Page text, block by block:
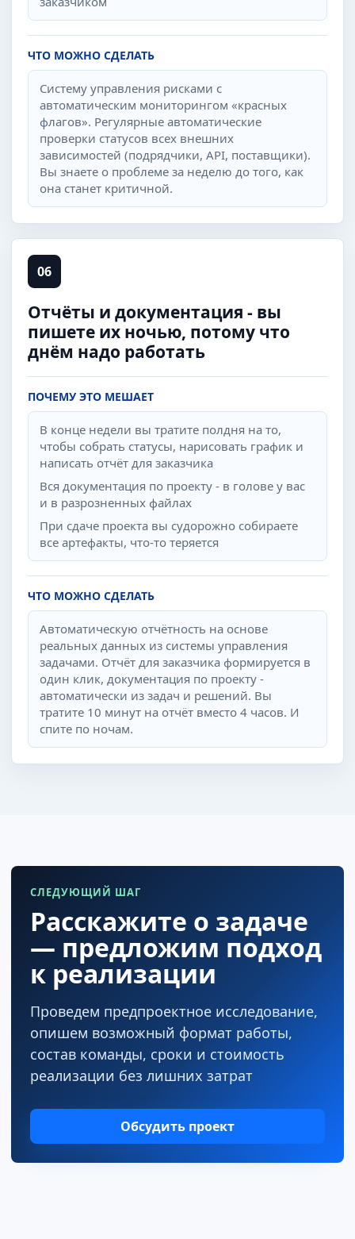
ЧТО МОЖНО СДЕЛАТЬ
Систему управления рисками с
автоматическим мониторингом «красных
флагов». Регулярные автоматические
проверки статусов всех внешних
зависимостей (подрядчики, API, поставщики).
Вы знаете о проблеме за неделю до того, как
она станет критичной.
06
Отчёты и документация - вы
пишете их ночью, потому что
днём надо работать
ПОЧЕМУ ЭТО МЕШАЕТ
В конце недели вы тратите полдня на то,
чтобы собрать статусы, нарисовать график и
написать отчёт для заказчика
Вся документация по проекту - в голове у вас
и в разрозненных файлах
При сдаче проекта вы судорожно собираете
все артефакты, что-то теряется
ЧТО МОЖНО СДЕЛАТЬ
Автоматическую отчётность на основе
реальных данных из системы управления
задачами. Отчёт для заказчика формируется в
один клик, документация по проекту -
автоматически из задач и решений. Вы
тратите 10 минут на отчёт вместо 4 часов. И
спите по ночам.
СЛЕДУЮЩИЙ ШАГ
Расскажите о задаче
— предложим подход
к реализации
Проведем предпроектное исследование,
опишем возможный формат работы,
состав команды, сроки и стоимость
реализации без лишних затрат
Обсудить проект